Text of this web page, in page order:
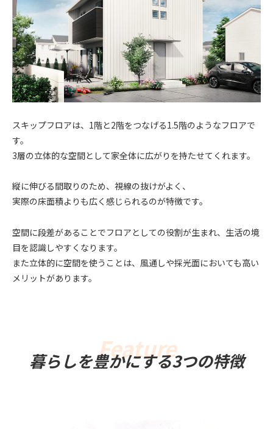
スキップフロアは、1階と2階をつなげる1.5階のようなフロアで
す。
3層の立体的な空間として家全体に広がりを持たせてくれます。
縦に伸びる間取りのため、視線の抜けがよく、
実際の床面積よりも広く感じられるのが特徴です。
空間に段差があることでフロアとしての役割が生まれ、生活の境
目を認識しやすくなります。
また立体的に空間を使うことは、風通しや採光面においても高い
メリットがあります。
暮らしを豊かにする3つの特徴